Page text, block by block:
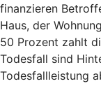
finanzieren
Haus, der
50 Prozent zahlt
Todesfall sind
Todesfallleistung